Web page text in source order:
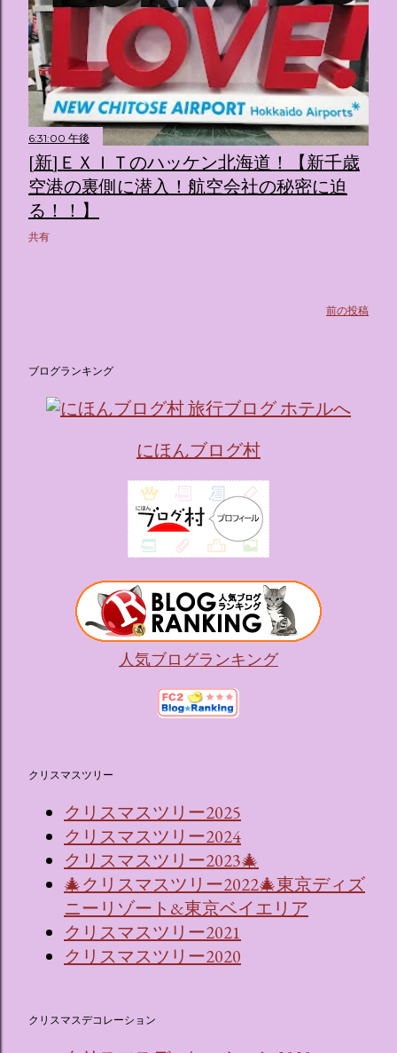
6:31:00 午後
[新]ＥＸＩＴのハッケン北海道！【新千歳
空港の裏側に潜入！航空会社の秘密に迫
る！！】
共有
前の投稿
ブログランキング
にほんブログ村
人気ブログランキング
クリスマスツリー
クリスマスツリー2025
クリスマスツリー2024
クリスマスツリー2023🎄
🎄クリスマスツリー2022🎄東京ディズ
ニーリゾート&東京ベイエリア
クリスマスツリー2021
クリスマスツリー2020
クリスマスデコレーション